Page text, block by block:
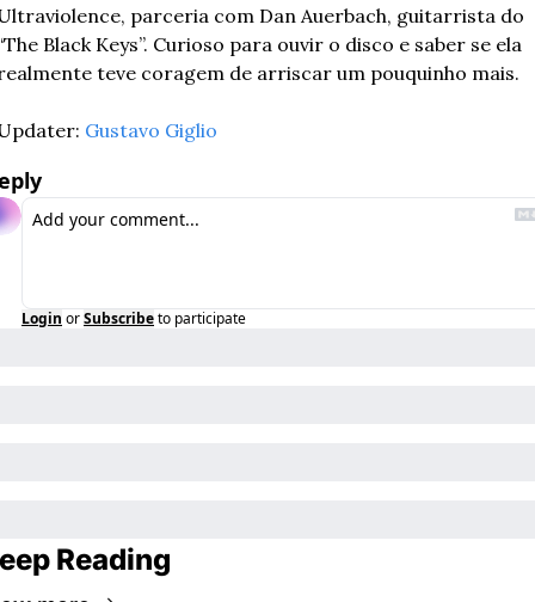
parceria com Dan Auerbach, guitarrista do
Black Keys”. Curioso para ouvir o disco e saber se ela
teve coragem de arriscar um pouquinho mais.
Gustavo Giglio
Login orSubscribeto participate
Reading